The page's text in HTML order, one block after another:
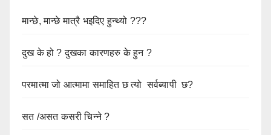
मान्छे, मान्छे मात्रै भइदिए हुन्थ्यो ???
दुख के हो ? दुखका कारणहरु के हुन ?
परमात्मा जो आत्मामा समाहित छ त्यो सर्वब्यापी छ?
सत /असत कसरी चिन्ने ?